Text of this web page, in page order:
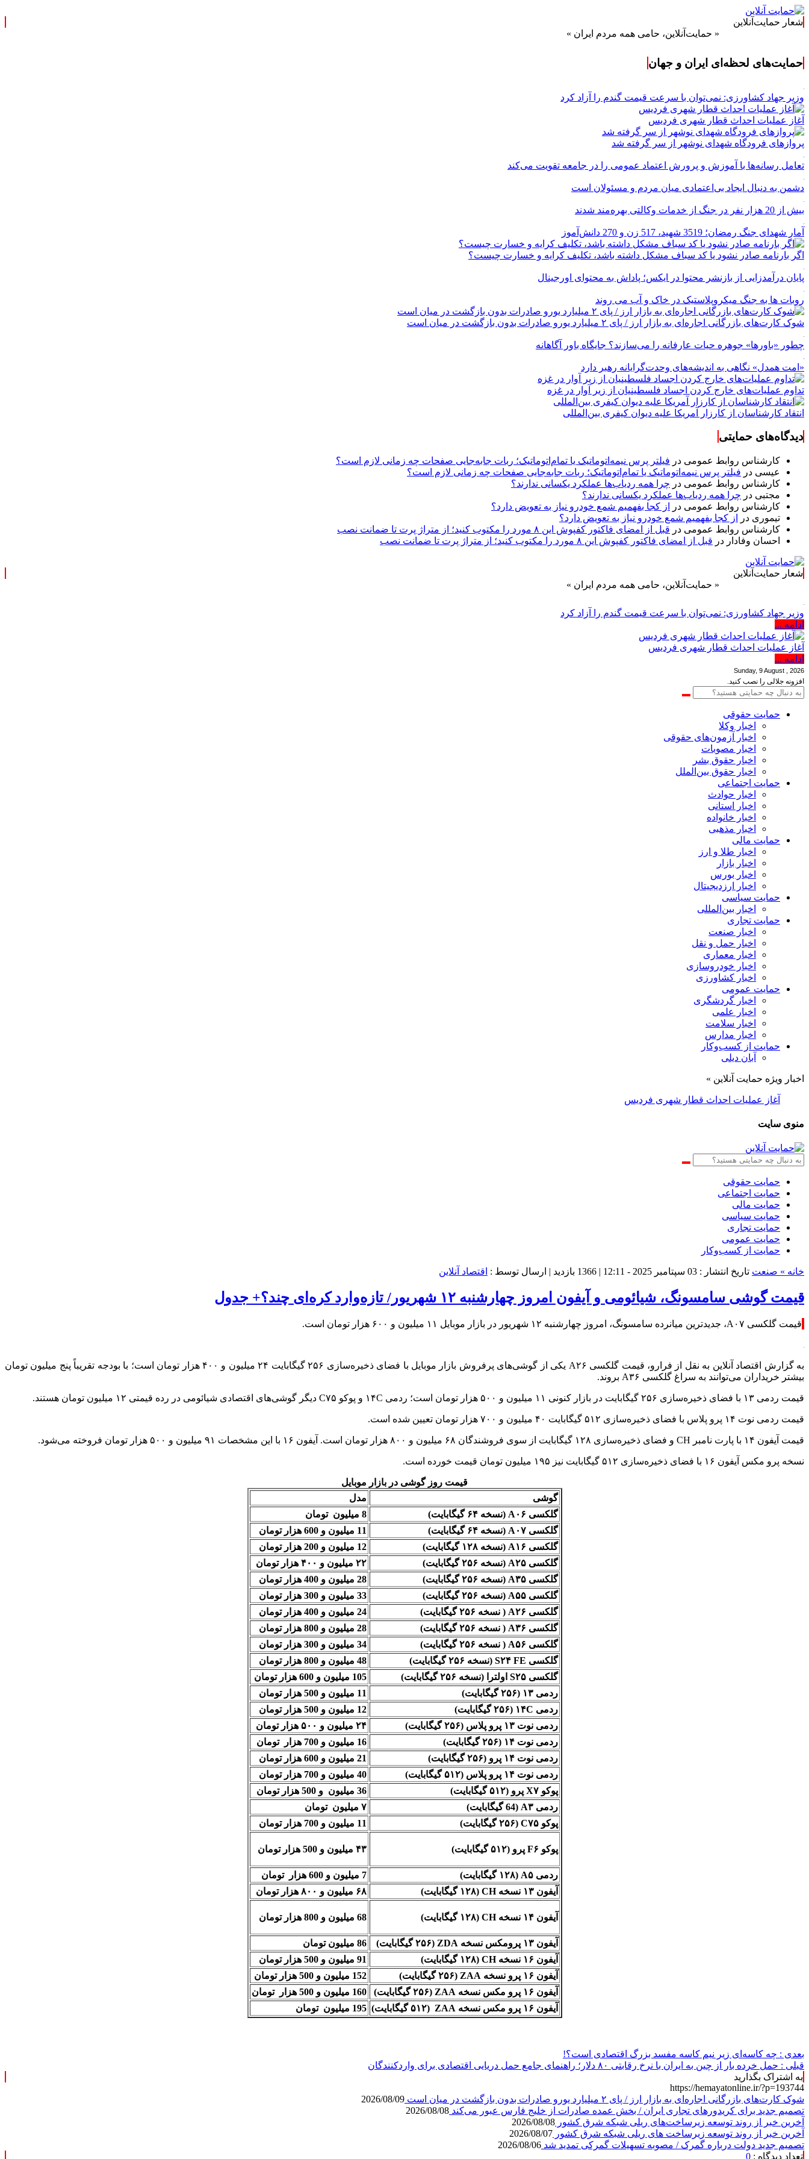
شعار حمایت‌آنلاین
« حمایت‌آنلاین، حامی همه مردم ایران »
حمایت‌های لحظه‌ای ایران و جهان
وزیر جهاد کشاورزی: نمی‌توان با سرعت قیمت گندم را آزاد کرد
آغاز عملیات احداث قطار شهری فردیس
پروازهای فرودگاه شهدای نوشهر از سر گرفته شد
تعامل رسانه‌ها با آموزش و پرورش اعتماد عمومی را در جامعه تقویت می‌کند
دشمن به دنبال ایجاد بی‌اعتمادی میان مردم و مسئولان است
بیش از 20 هزار نفر در جنگ از خدمات وکالتی بهره‌مند شدند
آمار شهدای جنگ رمضان؛ 3519 شهید، 517 زن و 270 دانش‌آموز
اگر بارنامه صادر نشود یا کد سباف مشکل داشته باشد، تکلیف کرایه و خسارت چیست؟
پایان درآمدزایی از بازنشر محتوا در ایکس؛ پاداش به محتوای اورجینال
روبات ها به جنگ میکروپلاستیک در خاک و آب می روند
شوک کارت‌های بازرگانی اجاره‌ای به بازار ارز / پای ۲ میلیارد یورو صادرات بدون بازگشت در میان است
چطور «باورها» جوهره حیات عارفانه را می‌سازند؟ جایگاه باور آگاهانه
«امت همدل» نگاهی به اندیشه‌های وحدت‌گرایانه رهبر دارد
تداوم عملیات‌های خارج کردن اجساد فلسطینیان از زیر آوار در غزه
انتقاد کارشناسان از کارزار آمریکا علیه دیوان کیفری بین‌المللی
دیدگاه‌های حمایتی
کارشناس روابط عمومی در فیلتر پرس نیمه‌اتوماتیک یا تمام‌اتوماتیک؛ ربات جابه‌جایی صفحات چه زمانی لازم است؟
عیسی در فیلتر پرس نیمه‌اتوماتیک یا تمام‌اتوماتیک؛ ربات جابه‌جایی صفحات چه زمانی لازم است؟
کارشناس روابط عمومی در چرا همه ردیاب‌ها عملکرد یکسانی ندارند؟
مجتبی در چرا همه ردیاب‌ها عملکرد یکسانی ندارند؟
کارشناس روابط عمومی در
از کجا بفهمیم شمع خودرو نیاز به تعویض دارد؟
تیموری در
از کجا بفهمیم شمع خودرو نیاز به تعویض دارد؟
کارشناس روابط عمومی در قبل از امضای فاکتور کفپوش این ۸ مورد را مکتوب کنید؛ از متراژ پرت تا ضمانت نصب
احسان وفادار در قبل از امضای فاکتور کفپوش این ۸ مورد را مکتوب کنید؛ از متراژ پرت تا ضمانت نصب
شعار حمایت‌آنلاین
« حمایت‌آنلاین، حامی همه مردم ایران »
وزیر جهاد کشاورزی: نمی‌توان با سرعت قیمت گندم را آزاد کرد
ادامه ...
آغاز عملیات احداث قطار شهری فردیس
ادامه ...
Sunday, 9 August , 2026
افزونه جلالی را نصب کنید.
حمایت حقوقی
اخبار وکلا
اخبار آزمون‌های حقوقی
اخبار مصوبات
اخبار حقوق بشر
اخبار حقوق بین‌الملل
حمایت اجتماعی
اخبار حوادث
اخبار استانی
اخبار خانواده
اخبار مذهبی
حمایت مالی
اخبار طلا و ارز
اخبار بازار
اخبار بورس
اخبار ارزدیجیتال
حمایت سیاسی
اخبار بین‌المللی
حمایت تجاری
اخبار صنعت
اخبار حمل و نقل
اخبار معماری
اخبار خودروسازی
اخبار کشاورزی
حمایت عمومی
اخبار گردشگری
اخبار علمی
اخبار سلامت
اخبار مدارس
حمایت از کسب‌وکار
آبان دیلی
اخبار ویژه حمایت آنلاین »
آغاز عملیات احداث قطار شهری فردیس
منوی سایت
حمایت حقوقی
حمایت اجتماعی
حمایت مالی
حمایت سیاسی
حمایت تجاری
حمایت عمومی
حمایت از کسب‌وکار
خانه » صنعت تاریخ انتشار : 03 سپتامبر 2025 - 12:11 | 1366 بازدید | ارسال توسط : اقتصاد آنلاین
قیمت گوشی سامسونگ، شیائومی و آیفون امروز چهارشنبه ۱۲ شهریور/ تازه‌وارد کره‌ای چند؟+ جدول
قیمت گلکسی A۰۷، جدیدترین میانرده سامسونگ، امروز چهارشنبه ۱۲ شهریور در بازار موبایل ۱۱ میلیون و ۶۰۰ هزار تومان است.
به گزارش اقتصاد آنلاین به نقل از فرارو، قیمت گلکسی A۲۶ یکی از گوشی‌های پرفروش بازار موبایل با فضای ذخیره‌سازی ۲۵۶ گیگابایت ۲۴ میلیون و ۴۰۰ هزار تومان است؛ با بودجه تقریباً پنج میلیون تومان
بیشتر خریداران می‌توانند به سراغ گلکسی A۳۶ بروند.
قیمت ردمی ۱۳ با فضای ذخیره‌سازی ۲۵۶ گیگابایت در بازار کنونی ۱۱ میلیون و ۵۰۰ هزار تومان است؛ ردمی ۱۴C و پوکو C۷۵ دیگر گوشی‌های اقتصادی شیائومی در رده قیمتی ۱۲ میلیون تومان هستند.
قیمت ردمی نوت ۱۴ پرو پلاس با فضای ذخیره‌سازی ۵۱۲ گیگابایت ۴۰ میلیون و ۷۰۰ هزار تومان تعیین شده است.
قیمت آیفون ۱۴ با پارت نامبر CH و فضای ذخیره‌سازی ۱۲۸ گیگابایت از سوی فروشندگان ۶۸ میلیون و ۸۰۰ هزار تومان است. آیفون ۱۶ با این مشخصات ۹۱ میلیون و ۵۰۰ هزار تومان فروخته می‌شود.
نسخه پرو مکس آیفون ۱۶ با فضای ذخیره‌سازی ۵۱۲ گیگابایت نیز ۱۹۵ میلیون تومان قیمت خورده است.
قیمت روز گوشی در بازار موبایل
گوشی
مدل
گلکسی A۰۶ (نسخه ۶۴ گیگابایت)
8 میلیون تومان
گلکسی A۰۷ (نسخه ۶۴ گیگابایت)
11 میلیون و 600 هزار تومان
گلکسی A۱۶ (نسخه ۱۲۸ گیگابایت)
12 میلیون و 200 هزار تومان
گلکسی A۲۵ (نسخه ۲۵۶ گیگابایت)
۲۲ میلیون و ۴۰۰ هزار تومان
گلکسی A۳۵ (نسخه ۲۵۶ گیگابایت)
28 میلیون و 400 هزار تومان
گلکسی A۵۵ (نسخه ۲۵۶ گیگابایت)
33 میلیون و 300 هزار تومان
گلکسی A۲۶ ( نسخه ۲۵۶ گیگابایت)
24 میلیون و 400 هزار تومان
گلکسی A۳۶ ( نسخه ۲۵۶ گیگابایت)
28 میلیون و 800 هزار تومان
گلکسی A۵۶ ( نسخه ۲۵۶ گیگابایت)
34 میلیون و 300 هزار تومان
گلکسی S۲۴ FE (نسخه ۲۵۶ گیگابایت)
48 میلیون و 800 هزار تومان
گلکسی S۲۵ اولترا (نسخه ۲۵۶ گیگابایت)
105 میلیون و 600 هزار تومان
ردمی ۱۳ (۲۵۶ گیگابایت)
11 میلیون و 500 هزار تومان
ردمی ۱۴C (۲۵۶ گیگابایت)
12 میلیون و 500 هزار تومان
ردمی نوت ۱۳ پرو پلاس (۲۵۶ گیگابایت)
۲۴ میلیون و ۵۰۰ هزار تومان
ردمی نوت ۱۴ (۲۵۶ گیگابایت)
16 میلیون و 700 هزار تومان
ردمی نوت ۱۴ پرو (۲۵۶ گیگابایت)
21 میلیون و 600 هزار تومان
ردمی نوت ۱۴ پرو پلاس (۵۱۲ گیگابایت)
40 میلیون و 700 هزار تومان
پوکو X۷ پرو (۵۱۲ گیگابایت)
36 میلیون و 500 هزار تومان
ردمی A۳ (64 گیگابایت)
۷ میلیون تومان
پوکو C۷۵ (۲۵۶ گیگابایت)
11 میلیون و 700 هزار تومان
پوکو F۶ پرو (۵۱۲ گیگابایت) ۴۳ میلیون و 500 هزار تومان
ردمی A۵ (۱۲۸ گیگابایت)
7 میلیون و 600 هزار تومان
آیفون ۱۳ نسخه CH (۱۲۸ گیگابایت)
۶۸ میلیون و ۸۰۰ هزار تومان
آیفون ۱۴ نسخه CH (۱۲۸ گیگابایت) 68 میلیون و 800 هزار تومان
آیفون ۱۳ پرومکس نسخه ZDA (۲۵۶ گیگابایت)
86 میلیون تومان
آیفون ۱۶ نسخه CH (۱۲۸ گیگابایت)
91 میلیون و 500 هزار تومان
آیفون ۱۶ پرو نسخه ZAA (۲۵۶ گیگابایت)
152 میلیون و 500 هزار تومان
آیفون ۱۶ پرو مکس نسخه ZAA (۲۵۶ گیگابایت)
160 میلیون و 500 هزار تومان
آیفون ۱۶ پرو مکس نسخه ZAA (۵۱۲ گیگابایت)
195 میلیون تومان
بعدی : چه کاسه‌ای زیر نیم کاسه مفسد بزرگ اقتصادی است؟!
قبلی : حمل خرده بار از چین به ایران با نرخ رقابتی ۸۰ دلار؛ راهنمای جامع حمل دریایی اقتصادی برای واردکنندگان
به اشتراک بگذارید
https://hemayatonline.ir/?p=193744
شوک کارت‌های بازرگانی اجاره‌ای به بازار ارز / پای ۲ میلیارد یورو صادرات بدون بازگشت در میان است
2026/08/09
تصمیم جدید برای کریدورهای تجاری ایران / بخش عمده صادرات از خلیج فارس عبور می‌کند 2026/08/08
آخرین خبر از روند توسعه زیرساخت‌های ریلی شبکه شرق کشور 2026/08/08
آخرین خبر از روند توسعه زیرساخت های ریلی شبکه شرق کشور 2026/08/07
تصمیم جدید دولت درباره گمرک / مصوبه تسهیلات گمرکی تمدید شد 2026/08/06
تعداد دیدگاه : 0